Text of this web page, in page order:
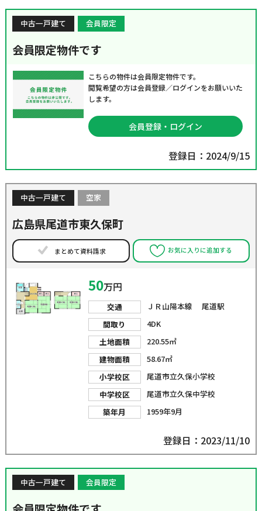
中古一戸建て 会員限定
会員限定物件です
こちらの物件は会員限定物件です。
閲覧希望の方は会員登録／ログインをお願いいた
します。
会員登録・ログイン
登録日：2024/9/15
中古一戸建て 空家
広島県尾道市東久保町
まとめて資料請求 お気に入りに追加する
50万円
交通
ＪＲ山陽本線 尾道駅
間取り
4DK
土地面積
220.55㎡
建物面積
58.67㎡
小学校区
尾道市立久保小学校
中学校区
尾道市立久保中学校
築年月
1959年9月
登録日：2023/11/10
中古一戸建て 会員限定